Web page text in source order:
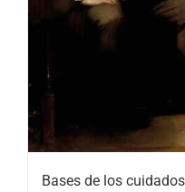
Bases de los